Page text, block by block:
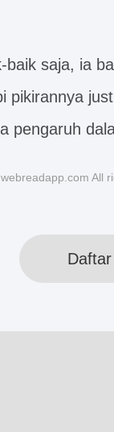
saja, ia
pikirannya
pengaruh
All